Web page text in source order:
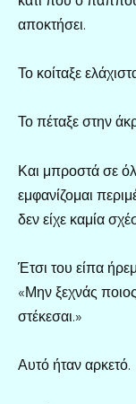
αποκτήσει.
Το κοίταξε
Το πέταξε στην
Και μπροστά σε
εμφανίζομαι
δεν είχε καμία
Έτσι του είπα
«Μην ξεχνάς
στέκεσαι.»
Αυτό ήταν αρκετό.